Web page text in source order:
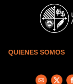
Skip to main content
QUIENES SOMOS